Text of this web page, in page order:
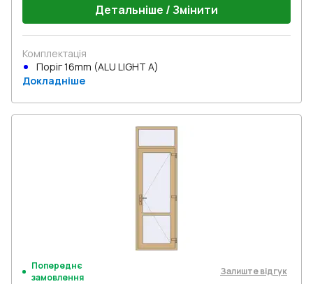
Детальніше / Змінити
Комплектація
Поріг 16mm (ALU LIGHT A)
Докладніше
Попереднє
замовлення
Залиште відгук